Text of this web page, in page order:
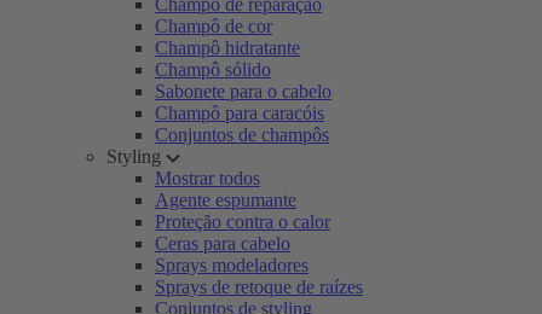
Champô de reparação
Champô de cor
Champô hidratante
Champô sólido
Sabonete para o cabelo
Champô para caracóis
Conjuntos de champôs
Styling
Mostrar todos
Agente espumante
Proteção contra o calor
Ceras para cabelo
Sprays modeladores
Sprays de retoque de raízes
Conjuntos de styling